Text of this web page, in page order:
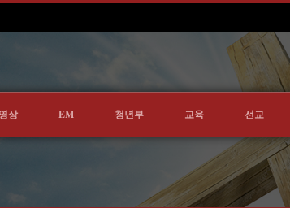
상 EM 청년부 교육 선교